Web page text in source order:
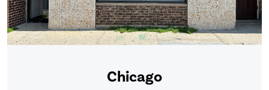
Chicago